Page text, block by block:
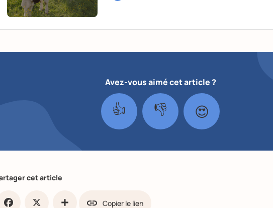
Avez-vous aimé cet article ?
👍 👎 😍
cet article
Copier le lien